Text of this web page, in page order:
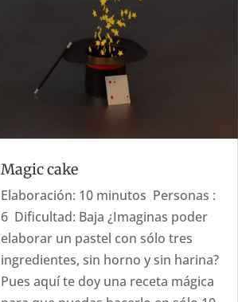
Magic cake
Elaboración: 10 minutos Personas :
6 Dificultad: Baja ¿Imaginas poder
elaborar un pastel con sólo tres
ingredientes, sin horno y sin harina?
Pues aquí te doy una receta mágica